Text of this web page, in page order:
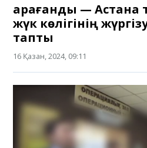
Қарағанды —
жүк көлігінің
тапты
16 Қазан, 2024, 09:11